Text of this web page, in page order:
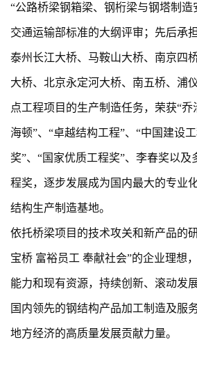
“公路桥梁钢箱梁、钢桁梁与钢塔制造
交通运输部标准的大纲评审；先后承
泰州长江大桥、马鞍山大桥、南京四
大桥、北京永定河大桥、南五桥、浦
点工程项目的生产制造任务，荣获“乔
海顿”、“卓越结构工程”、“中国建设
奖”、“国家优质工程奖”、李春奖以及
程奖，逐步发展成为国内最大的专业
结构生产制造基地。
依托桥梁项目的技术攻关和新产品的
宝桥 富裕员工 奉献社会”的企业理想
能力和现有资源，持续创新、滚动发
国内领先的钢结构产品加工制造及服
地方经济的高质量发展贡献力量。